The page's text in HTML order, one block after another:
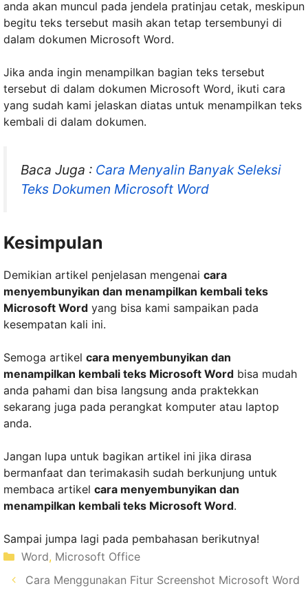
anda akan muncul pada jendela pratinjau cetak, meskipun
begitu teks tersebut masih akan tetap tersembunyi di
dalam dokumen Microsoft Word.
Jika anda ingin menampilkan bagian teks tersebut
tersebut di dalam dokumen Microsoft Word, ikuti cara
yang sudah kami jelaskan diatas untuk menampilkan teks
kembali di dalam dokumen.
Baca Juga : Cara Menyalin Banyak Seleksi
Teks Dokumen Microsoft Word
Kesimpulan
Demikian artikel penjelasan mengenai cara
menyembunyikan dan menampilkan kembali teks
Microsoft Word yang bisa kami sampaikan pada
kesempatan kali ini.
Semoga artikel cara menyembunyikan dan
menampilkan kembali teks Microsoft Word bisa mudah
anda pahami dan bisa langsung anda praktekkan
sekarang juga pada perangkat komputer atau laptop
anda.
Jangan lupa untuk bagikan artikel ini jika dirasa
bermanfaat dan terimakasih sudah berkunjung untuk
membaca artikel cara menyembunyikan dan
menampilkan kembali teks Microsoft Word.
Sampai jumpa lagi pada pembahasan berikutnya!
Kategori
Word, Microsoft Office
Cara Menggunakan Fitur Screenshot Microsoft Word